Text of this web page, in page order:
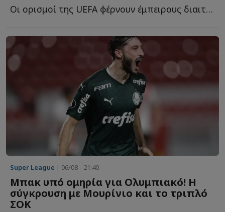
Οι ορισμοί της UEFA φέρνουν έμπειρους διαιτητές στις ε...
Super League | 06/08 - 21:40
Μπακ υπό ομηρία για Ολυμπιακό! Η
σύγκρουση με Μουρίνιο και το τριπλό
ΣΟΚ